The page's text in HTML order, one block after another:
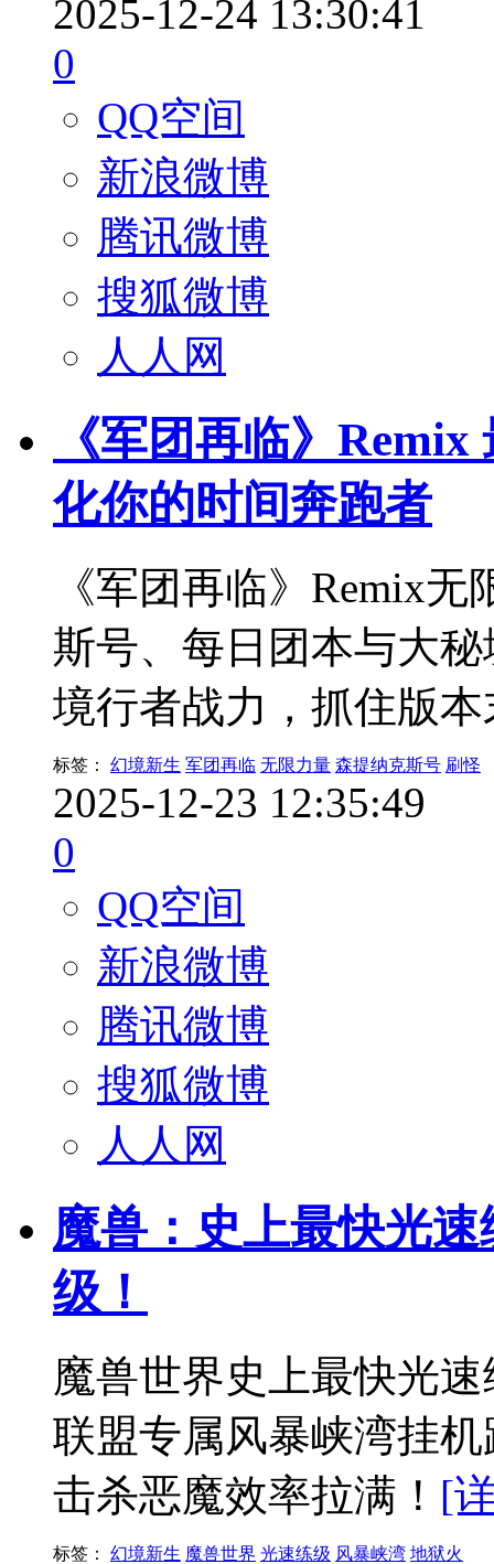
2025-12-24 13:30:41
0
QQ空间
新浪微博
腾讯微博
搜狐微博
人人网
《军团再临》
化你的时间奔跑者
《军团再临》Remix
斯号、每日团本与大
境行者战力，抓住版
标签： 幻境新生 军团再临 无限力量 森提纳克斯号 刷怪
2025-12-23 12:35:49
0
QQ空间
新浪微博
腾讯微博
搜狐微博
人人网
魔兽：史上最快光
级！
魔兽世界史上最快光
联盟专属风暴峡湾挂
击杀恶魔效率拉满！ [
标签： 幻境新生 魔兽世界 光速练级 风暴峡湾 地狱火